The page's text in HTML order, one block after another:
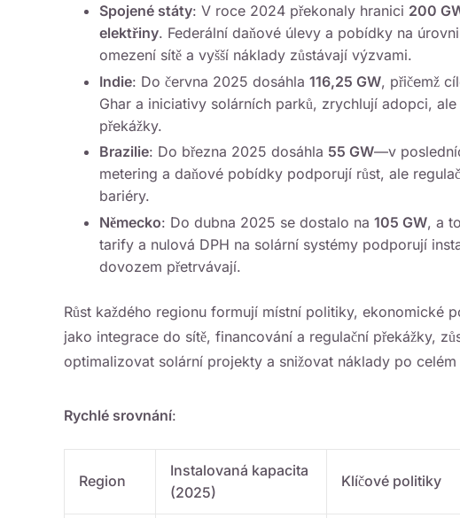
Spojené státy: V roce 2024 překonaly hranici 200
elektřiny. Federální daňové úlevy a pobídky na
omezení sítě a vyšší náklady zůstávají výzvami.
Indie: Do června 2025 dosáhla 116,25 GW, přičemž
Ghar a iniciativy solárních parků, zrychlují adopci,
překážky.
Brazilie: Do března 2025 dosáhla 55 GW—v
metering a daňové pobídky podporují růst, ale
bariéry.
Německo: Do dubna 2025 se dostalo na 105 GW, a
tarify a nulová DPH na solární systémy podporují
dovozem přetrvávají.
Růst každého regionu formují místní politiky, ekonomické
jako integrace do sítě, financování a regulační překážky,
optimalizovat solární projekty a snižovat náklady po celém
Rychlé srovnání:
Region
Instalovaná kapacita
(2025)
Klíčové politiky